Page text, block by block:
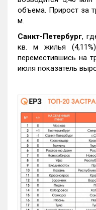
объема. Прирост за
м.
Санкт-Петербург,
кв. м жилья
переместившись на
июля показатель